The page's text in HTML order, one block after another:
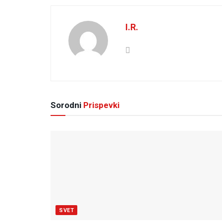
I.R.
Sorodni Prispevki
SVET